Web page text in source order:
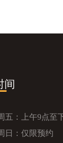
间
五：上午9点至
日：仅限预约